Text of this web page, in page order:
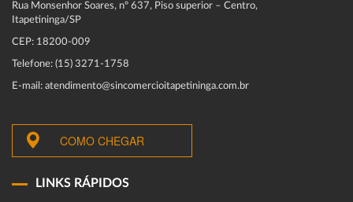
Rua Monsenhor Soares, nº 637, Piso superior – Centro,
Itapetininga/SP
CEP: 18200-009
Telefone: (15) 3271-1758
E-mail: atendimento@sincomercioitapetininga.com.br
COMO CHEGAR
LINKS RÁPIDOS